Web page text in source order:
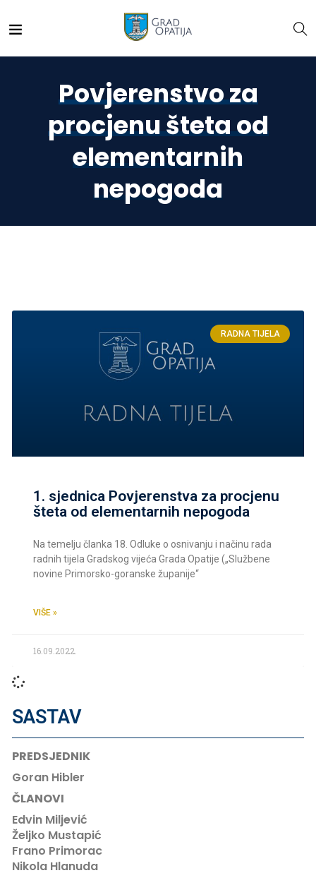
Povjerenstvo za
procjenu šteta od
elementarnih
nepogoda
RADNA TIJELA
1. sjednica Povjerenstva za procjenu
šteta od elementarnih nepogoda
Na temelju članka 18. Odluke o osnivanju i načinu rada
radnih tijela Gradskog vijeća Grada Opatije („Službene
novine Primorsko-goranske županije“
VIŠE »
16.09.2022.
SASTAV
PREDSJEDNIK
Goran Hibler
ČLANOVI
Edvin Miljević
Željko Mustapić
Frano Primorac
Nikola Hlanuda